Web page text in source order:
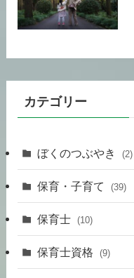
カテゴリー
ぼくのつぶやき (2)
保育・子育て (39)
保育士 (10)
保育士資格 (9)